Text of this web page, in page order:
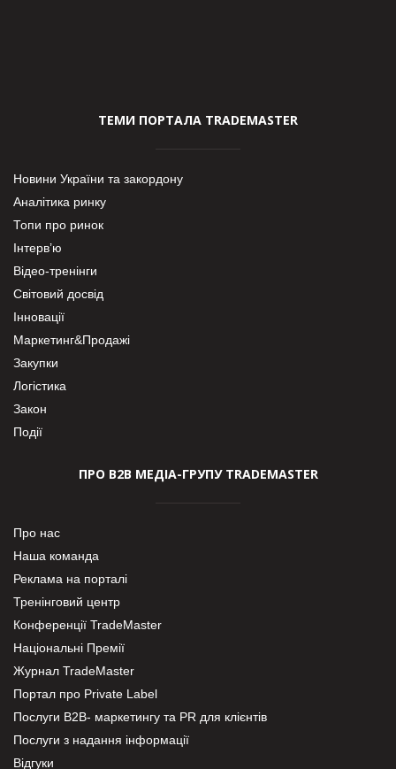
ТЕМИ ПОРТАЛА TRADEMASTER
Новини України та закордону
Аналітика ринку
Топи про ринок
Інтерв’ю
Відео-тренінги
Світовий досвід
Інновації
Маркетинг&Продажі
Закупки
Логістика
Закон
Події
ПРО В2В МЕДІА-ГРУПУ TRADEMASTER
Про нас
Наша команда
Реклама на порталі
Тренінговий центр
Конференції TradeMaster
Національні Премії
Журнал TradeMaster
Портал про Private Label
Послуги В2В- маркетингу та PR для клієнтів
Послуги з надання інформації
Відгуки